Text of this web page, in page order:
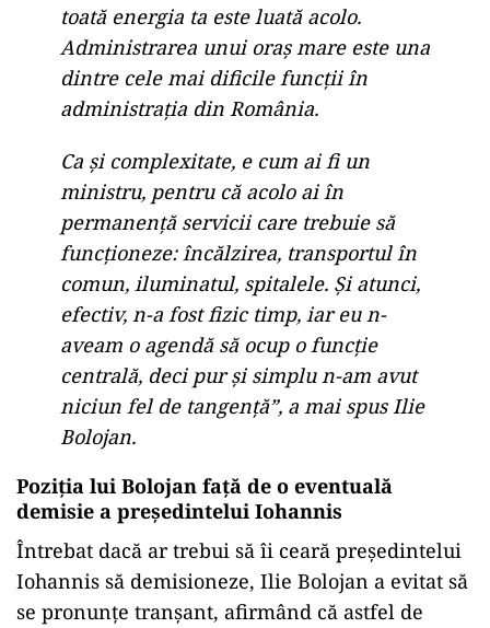
toată energia ta este luată acolo.
Administrarea unui oraş mare este una
dintre cele mai dificile funcţii în
administraţia din România.
Ca şi complexitate, e cum ai fi un
ministru, pentru că acolo ai în
permanenţă servicii care trebuie să
funcţioneze: încălzirea, transportul în
comun, iluminatul, spitalele. Şi atunci,
efectiv, n-a fost fizic timp, iar eu n-
aveam o agendă să ocup o funcţie
centrală, deci pur şi simplu n-am avut
niciun fel de tangenţă”, a mai spus Ilie
Bolojan.
Poziția lui Bolojan față de o eventuală
demisie a președintelui Iohannis
Întrebat dacă ar trebui să îi ceară președintelui
Iohannis să demisioneze, Ilie Bolojan a evitat să
se pronunțe tranșant, afirmând că astfel de